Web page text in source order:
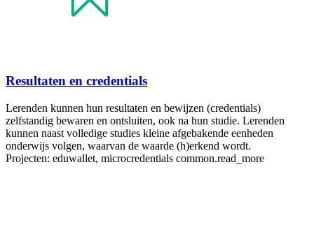
Resultaten en credentials
Lerenden kunnen hun resultaten en bewijzen (credentials)
zelfstandig bewaren en ontsluiten, ook na hun studie. Lerenden
kunnen naast volledige studies kleine afgebakende eenheden
onderwijs volgen, waarvan de waarde (h)erkend wordt.
Projecten: eduwallet, microcredentials common.read_more